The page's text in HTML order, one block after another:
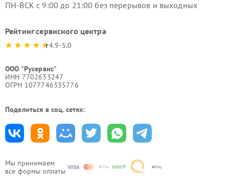
Мы принимаем
все формы оплаты
ПН-ВСК с 9:00 до 21:00 без перерывов и выходных
Рейтинг сервисного центра
4.9-5.0
ООО "Русервис"
ИНН 7702633247
ОГРН 1077746335776
Поделиться в соц. сетях: